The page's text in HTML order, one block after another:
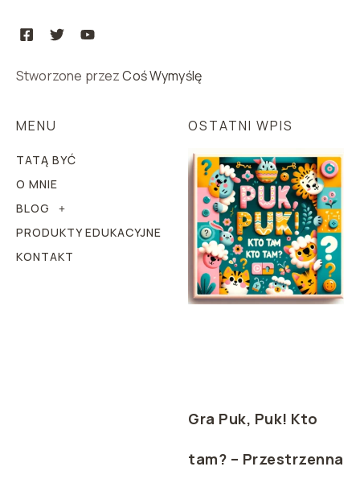
Stworzone przezCoś Wymyślę
MENU
TATĄ BYĆ
O MNIE
BLOG
PRODUKTY EDUKACYJNE
KONTAKT
OSTATNI WPIS
Gra Puk, Puk! Kto
tam? – Przestrzenna